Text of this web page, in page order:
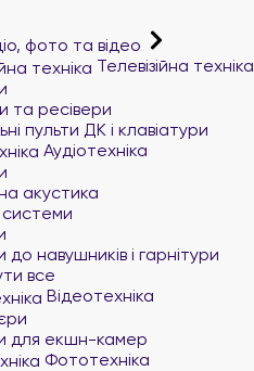
фото та відео
Телевізійна техніка
та ресівери
пульти ДК і клавіатури
Аудіотехніка
акустика
системи
навушників і гарнітури
все
Відеотехніка
для екшн-камер
Фототехніка